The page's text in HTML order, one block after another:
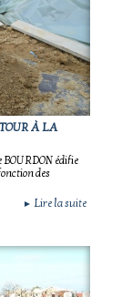
À LA
édifie
des
► Lire la suite